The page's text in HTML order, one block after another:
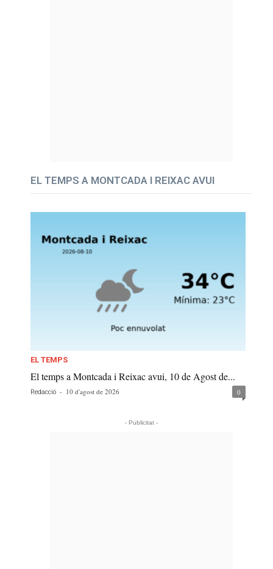
EL TEMPS A MONTCADA I REIXAC AVUI
EL TEMPS
El temps a Montcada i Reixac avui, 10 de Agost de...
Redacció - 10 d'agost de 2026 0
- Publicitat -